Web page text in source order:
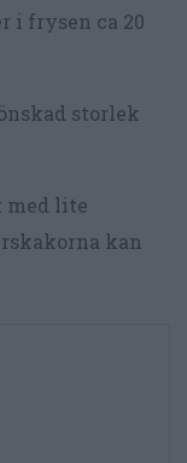
i frysen ca 20
storlek
med lite
kan